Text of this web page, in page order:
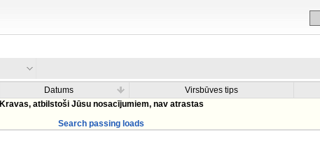
Datums Virsbūves tips
Kravas, atbilstoši Jūsu nosacījumiem, nav atrastas
Search passing loads